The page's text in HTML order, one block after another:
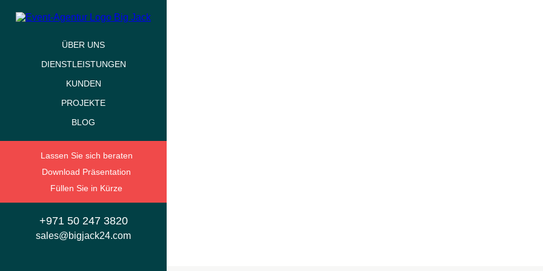
IHRE GESCHÄFTLICHEN
ÜBER UNS
DIENSTLEISTUNGEN
KUNDEN
PROJEKTE
BLOG
Lassen Sie sich beraten
Download Präsentation
Füllen Sie in Kürze
+971 50 247 3820
sales@bigjack24.com